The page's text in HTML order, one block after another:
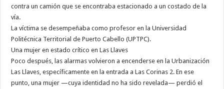
contra un camión que se encontraba estacionado a un costado de la
vía.
La víctima se desempeñaba como profesor en la Universidad
Politécnica Territorial de Puerto Cabello (UPTPC).
Una mujer en estado crítico en Las Llaves
Poco después, las alarmas volvieron a encenderse en la Urbanización
Las Llaves, específicamente en la entrada a Las Corinas 2. En ese
punto, una mujer —cuya identidad no ha sido revelada— perdió el